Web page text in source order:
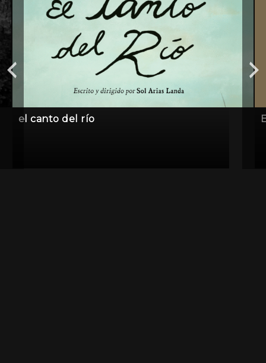
el canto del río